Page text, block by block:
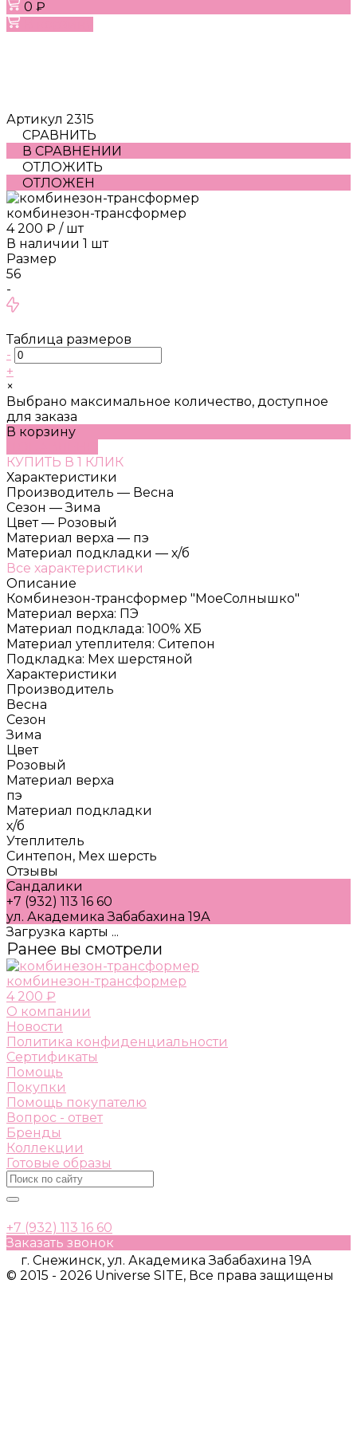
0 ₽
Артикул 2315
СРАВНИТЬ
В СРАВНЕНИИ
ОТЛОЖИТЬ
ОТЛОЖЕН
комбинезон-трансформер
4 200 ₽ / шт
В наличии 1 шт
Размер
56
-
Таблица размеров
-
+
×
Выбрано максимальное количество, доступное
для заказа
В корзину
КУПИТЬ В 1 КЛИК
Характеристики
Производитель — Весна
Сезон — Зима
Цвет — Розовый
Материал верха — пэ
Материал подкладки — х/б
Все характеристики
Описание
Комбинезон-трансформер "МоеСолнышко"
Материал верха: ПЭ
Материал подклада: 100% ХБ
Материал утеплителя: Ситепон
Подкладка: Мех шерстяной
Характеристики
Производитель
Весна
Сезон
Зима
Цвет
Розовый
Материал верха
пэ
Материал подкладки
х/б
Утеплитель
Синтепон, Мех шерсть
Отзывы
Сандалики
+7 (932) 113 16 60
ул. Академика Забабахина 19А
Загрузка карты ...
Ранее вы смотрели
комбинезон-трансформер
4 200 ₽
О компании
Новости
Политика конфиденциальности
Сертификаты
Помощь
Покупки
Помощь покупателю
Вопрос - ответ
Бренды
Коллекции
Готовые образы
+7 (932) 113 16 60
Заказать звонок
г. Снежинск, ул. Академика Забабахина 19А
© 2015 - 2026 Universe SITE, Все права защищены